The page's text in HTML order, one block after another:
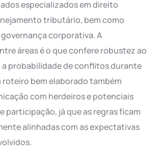
especializados em direito
tributário, bem como
corporativa. A
áreas é o que confere robustez ao
probabilidade de conflitos durante
roteiro bem elaborado também
com herdeiros e potenciais
participação, já que as regras ficam
alinhadas com as expectativas